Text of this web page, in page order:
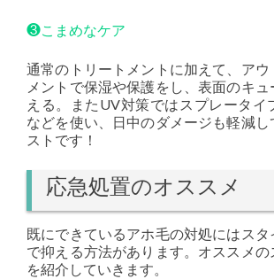
❸こまめなケア
通常のトリートメントに加えて、アウ
メントで保湿や保護をし、表面のキ
える。またUV対策ではスプレータイ
などを使い、日中のダメージも軽減
ストです！
応急処置のオススメ
既にできているアホ毛の対処にはス
で抑える方法があります。オススメ
を紹介していきます。